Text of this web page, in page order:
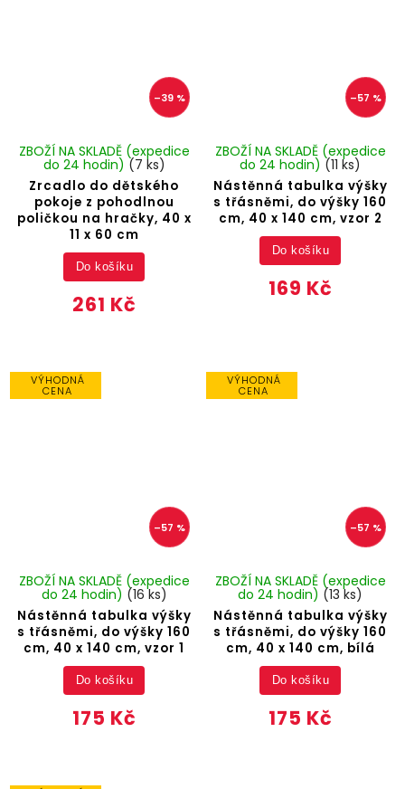
–39 %
Zrcadlo do dětského
pokoje z pohodlnou
poličkou na hračky, 40 x
11 x 60 cm
ZBOŽÍ NA SKLADĚ (expedice
do 24 hodin) (7 ks)
261 Kč
Do košíku
–57 %
Nástěnná tabulka výšky
s třásněmi, do výšky 160
cm, 40 x 140 cm, vzor 2
ZBOŽÍ NA SKLADĚ (expedice
do 24 hodin) (11 ks)
169 Kč
Do košíku
VÝHODNÁ
CENA
–57 %
Nástěnná tabulka výšky
s třásněmi, do výšky 160
cm, 40 x 140 cm, vzor 1
ZBOŽÍ NA SKLADĚ (expedice
do 24 hodin) (16 ks)
175 Kč
Do košíku
VÝHODNÁ
CENA
–57 %
Nástěnná tabulka výšky
s třásněmi, do výšky 160
cm, 40 x 140 cm, bílá
ZBOŽÍ NA SKLADĚ (expedice
do 24 hodin) (13 ks)
175 Kč
Do košíku